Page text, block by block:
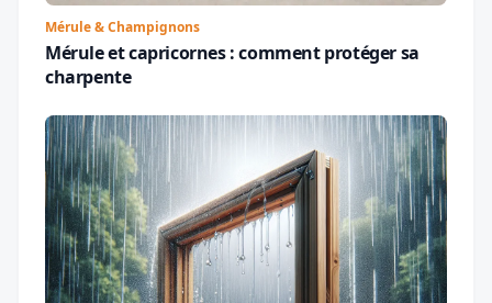
Mérule & Champignons
Mérule et capricornes : comment protéger sa
charpente